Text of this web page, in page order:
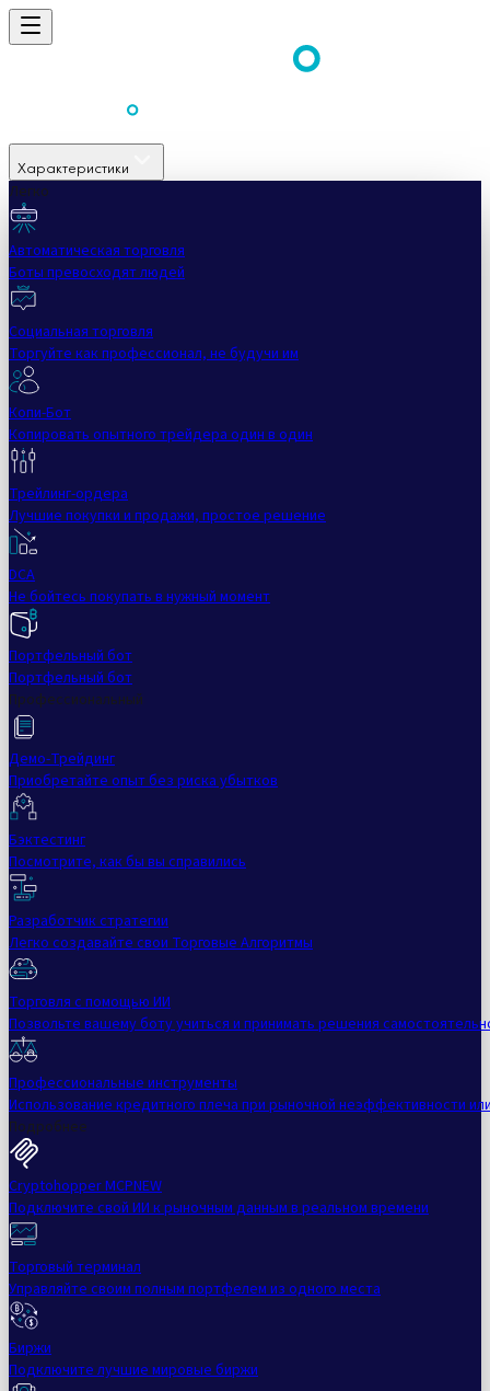
Характеристики
Легко
Автоматическая торговля
Боты превосходят людей
Социальная торговля
Торгуйте как профессионал, не будучи им
Копи-Бот
Копировать опытного трейдера один в один
Трейлинг-ордера
Лучшие покупки и продажи, простое решение
DCA
Не бойтесь покупать в нужный момент
Портфельный бот
Портфельный бот
Профессиональный
Демо-Трейдинг
Приобретайте опыт без риска убытков
Бэктестинг
Посмотрите, как бы вы справились
Разработчик стратегии
Легко создавайте свои Торговые Алгоритмы
Торговля с помощью ИИ
Позвольте вашему боту учиться и принимать решения
Профессиональные инструменты
Использование кредитного плеча при рыночной неэффективности
Подробнее
Cryptohopper MCPNEW
Подключите свой ИИ к рыночным данным в реальном времени
Торговый терминал
Управляйте своим полным портфелем из одного места
Биржи
Подключите лучшие мировые биржи